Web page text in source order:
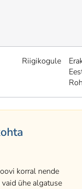
Riigikogule
korral nende
ühe algatuse